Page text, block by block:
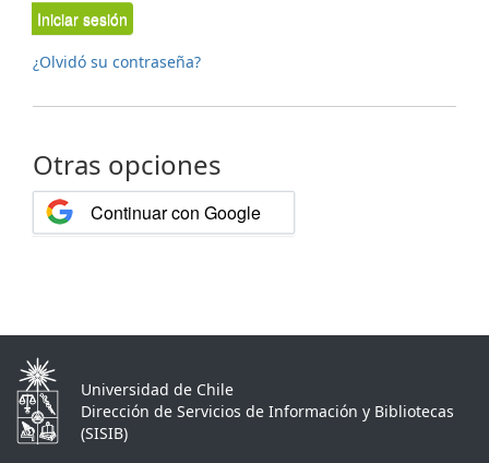
Iniciar sesión
¿Olvidó su contraseña?
Otras opciones
Continuar con Google
Universidad de Chile
Dirección de Servicios de Información y Bibliotecas
(SISIB)